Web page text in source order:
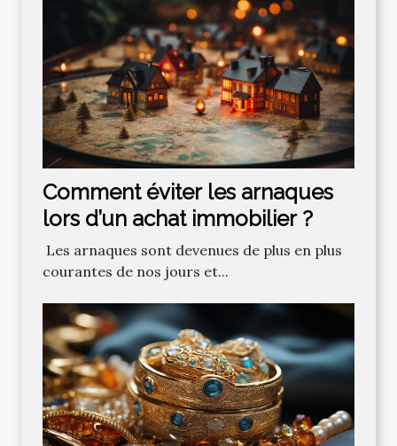
Comment‌ ‌éviter‌ ‌les‌ ‌arnaques‌
‌lors‌ ‌d’un‌ ‌achat‌ ‌immobilier ?‌ ‌
‌ Les‌ ‌arnaques‌ ‌sont‌ ‌devenues‌ ‌de‌ ‌plus‌ ‌en‌ ‌plus‌
‌courantes‌ ‌de‌ ‌nos‌ ‌jours‌ ‌et‌...